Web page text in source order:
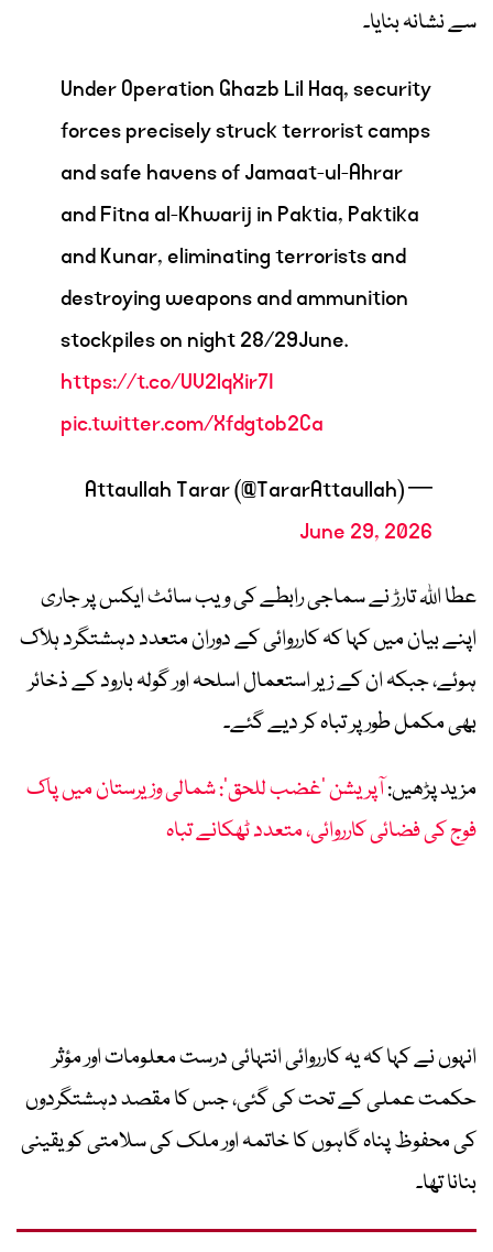
سے نشانہ بنایا۔
Under Operation Ghazb Lil Haq, security
forces precisely struck terrorist camps
and safe havens of Jamaat-ul-Ahrar
and Fitna al-Khwarij in Paktia, Paktika
and Kunar, eliminating terrorists and
destroying weapons and ammunition
stockpiles on night 28/29June.
https://t.co/UV2lqXir7I
pic.twitter.com/Xfdgtob2Ca
— Attaullah Tarar (@TararAttaullah)
June 29, 2026
عطا اللہ تارڑ نے سماجی رابطے کی ویب سائٹ ایکس پر جاری
اپنے بیان میں کہا کہ کارروائی کے دوران متعدد دہشتگرد ہلاک
ہوئے، جبکہ ان کے زیر استعمال اسلحہ اور گولہ بارود کے ذخائر
بھی مکمل طور پر تباہ کر دیے گئے۔
مزید پڑھیں:آپریشن ’غضب للحق‘: شمالی وزیرستان میں پاک
فوج کی فضائی کارروائی، متعدد ٹھکانے تباہ
انہوں نے کہا کہ یہ کارروائی انتہائی درست معلومات اور مؤثر
حکمت عملی کے تحت کی گئی، جس کا مقصد دہشتگردوں
کی محفوظ پناہ گاہوں کا خاتمہ اور ملک کی سلامتی کو یقینی
بنانا تھا۔